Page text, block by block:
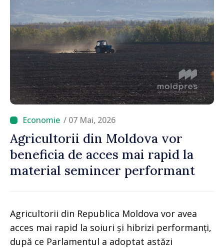
/ 07 Mai, 2026
Agricultorii din Moldova vor
beneficia de acces mai rapid la
material semincer performant
Agricultorii din Republica Moldova vor avea
acces mai rapid la soiuri și hibrizi performanți,
după ce Parlamentul a adoptat astăzi